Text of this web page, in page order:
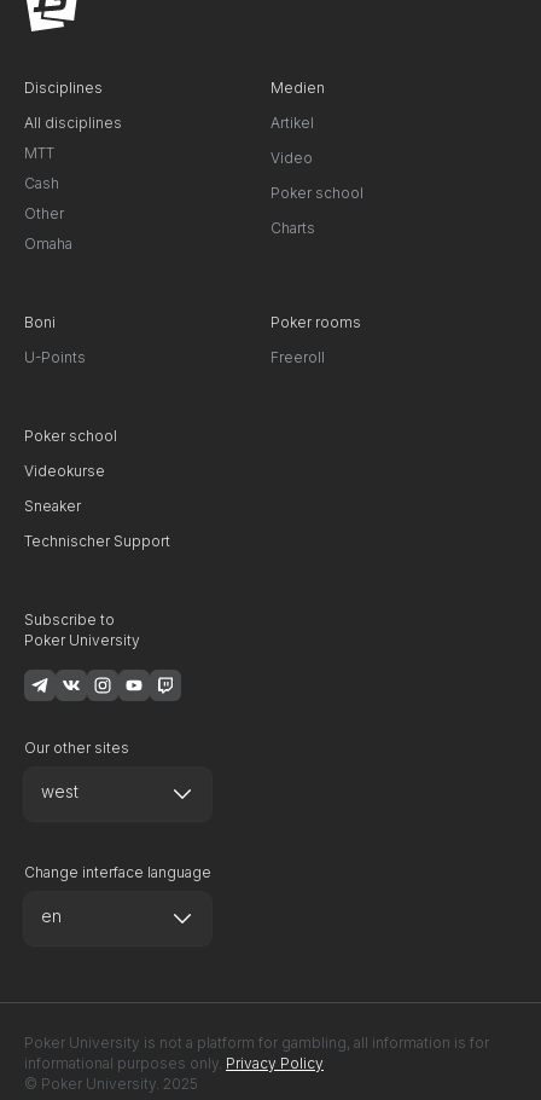
Disciplines
All disciplines
MTT
Cash
Other
Omaha
Medien
Artikel
Video
Poker school
Charts
Boni
U-Points
Poker rooms
Freeroll
Poker school
Videokurse
Sneaker
Technischer Support
Subscribe to
Poker University
Our other sites
west
Change interface language
en
© Poker University. 2025
Poker University is not a platform for gambling, all information is for
informational purposes only. Privacy Policy